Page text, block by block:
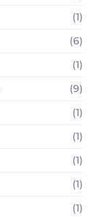
(1)
(6)
(1)
(9)
(1)
(1)
(1)
(1)
(1)